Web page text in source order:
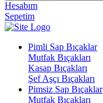
Hesabım
Sepetim
Pimli Sap Bıçaklar
Mutfak Bıçakları
Kasap Bıçakları
Şef Aşçı Bıçakları
Pimsiz Sap Bıçaklar
Mutfak Bıçakları